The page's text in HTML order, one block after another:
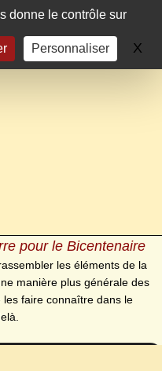
donne le contrôle sur
Personnaliser X
pour le Bicentenaire
les éléments de la
manière plus générale des
faire connaître dans le